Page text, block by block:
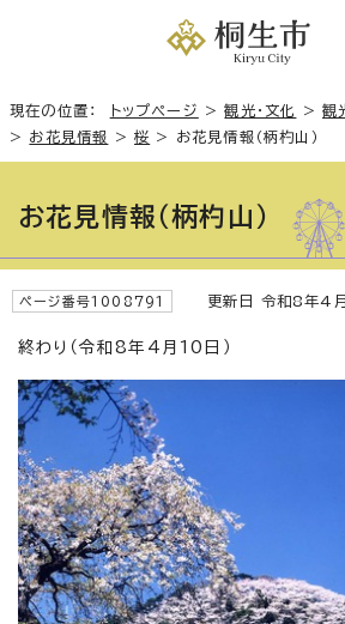
現在の位置： トップページ >観光・文化 >観
> お花見情報 >桜 > お花見情報（柄杓山）
お花見情報（柄杓山）
ページ番号1008791 更新日 令和8年4
終わり（令和8年4月10日）